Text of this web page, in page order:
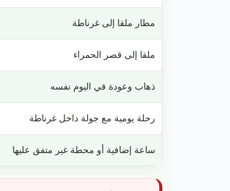
مطار ملقا إلى غرناطة
ملقا إلى قصر الحمراء
ذهاب وعودة في اليوم نفسه
رحلة يومية مع جولة داخل غرناطة
ساعة إضافية أو محطة غير متفق عليها